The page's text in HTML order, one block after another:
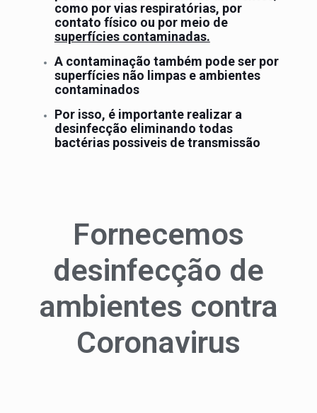
como por vias respiratórias, por
contato físico ou por meio de
superfícies contaminadas.
A contaminação também pode ser por
superfícies não limpas e ambientes
contaminados
Por isso, é importante realizar a
desinfecção eliminando todas
bactérias possiveis de transmissão
Fornecemos
desinfecção de
ambientes contra
Coronavirus